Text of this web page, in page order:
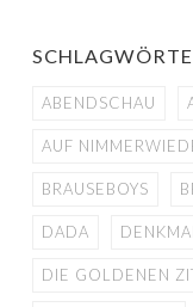
ABENDSCHAU
AUF
BRAUSEBOYS
DADA DENKMAL
DIE GOLDENEN